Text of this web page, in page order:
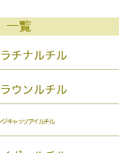
一覧
チナルチル
ウンルチル
ジキャッツアイルチル